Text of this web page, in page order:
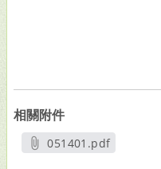
相關附件
051401.pdf